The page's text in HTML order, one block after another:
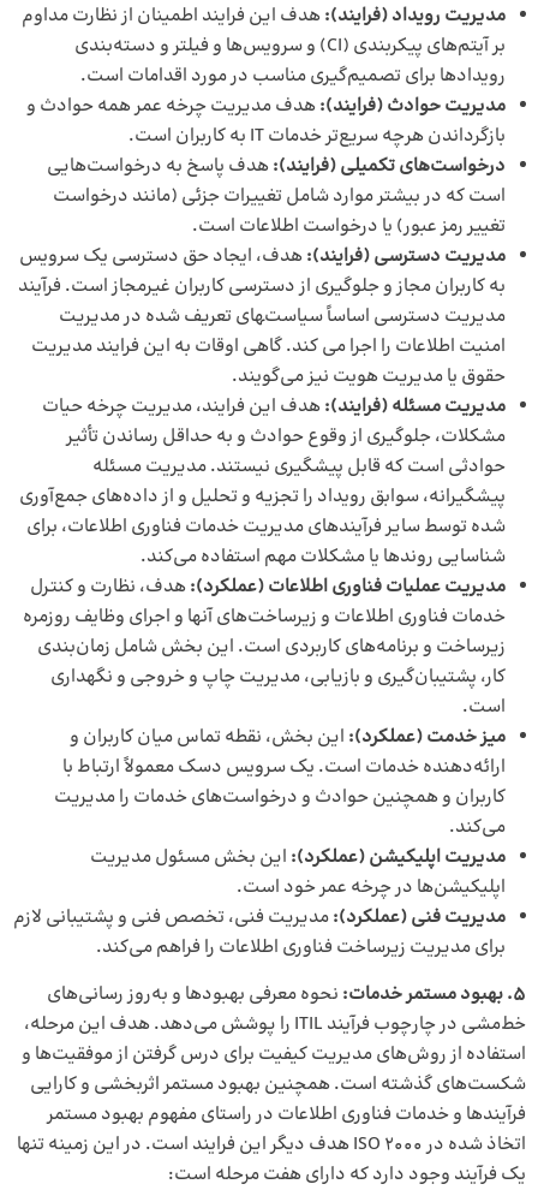
مدیریت رویداد (فرایند):هدف این فرایند اطمینان از نظارت مداوم
بر آیتم‌های پیکربندی (CI) و سرویس‌ها و فیلتر و دسته‌بندی
رویدادها برای تصمیم‌گیری مناسب در مورد اقدامات است.
مدیریت حوادث (فرایند):هدف مدیریت چرخه عمر همه حوادث و
بازگرداندن هرچه سریع‌تر خدمات IT به کاربران است.
درخواست‌های تکمیلی (فرایند):هدف پاسخ به درخواست‌هایی
است که در بیشتر موارد شامل تغییرات جزئی (مانند درخواست
تغییر رمز عبور) یا درخواست‌ اطلاعات است.
مدیریت دسترسی (فرایند):هدف، ایجاد حق دسترسی یک سرویس
به کاربران مجاز و جلوگیری از دسترسی کاربران غیرمجاز است. فرآیند
مدیریت دسترسی اساساً سیاست‌‍های تعریف شده در مدیریت
امنیت اطلاعات را اجرا می کند. گاهی اوقات به این فرایند مدیریت
حقوق یا مدیریت هویت نیز می‌گویند.
مدیریت مسئله (فرایند):هدف این فرایند، مدیریت چرخه حیات
مشکلات، جلوگیری از وقوع حوادث و به حداقل رساندن تأثیر
حوادثی است که قابل پیشگیری نیستند. مدیریت مسئله
پیشگیرانه، سوابق رویداد را تجزیه و تحلیل و از داده‌های جمع‌آوری
شده توسط سایر فرآیندهای مدیریت خدمات فناوری اطلاعات، برای
شناسایی روندها یا مشکلات مهم استفاده می‌کند.
مدیریت عملیات فناوری اطلاعات (عملکرد):هدف، نظارت و کنترل
خدمات فناوری اطلاعات و زیرساخت‌های آنها و اجرای وظایف روزمره
زیرساخت و برنامه‌های کاربردی است. این بخش شامل زمان‌بندی
کار، پشتیبان‌گیری و بازیابی، مدیریت چاپ و خروجی و نگهداری
است.
میز خدمت (عملکرد): این بخش، نقطه تماس میان کاربران و
ارائه‌دهنده خدمات است. یک سرویس دسک معمولاً ارتباط با
کاربران و همچنین حوادث و درخواست‌های خدمات را مدیریت
می‌کند.
مدیریت اپلیکیشن (عملکرد): این بخش مسئول مدیریت
اپلیکیشن‌ها در چرخه عمر خود است.
مدیریت فنی (عملکرد):مدیریت فنی، تخصص فنی و پشتیبانی لازم
برای مدیریت زیرساخت فناوری اطلاعات را فراهم می‌کند.
5. بهبود مستمر خدمات: نحوه معرفی بهبودها و به‌روز رسانی‌های
خط‌مشی در چارچوب فرآیند ITIL را پوشش می‌دهد. هدف این مرحله،
استفاده از روش‌های مدیریت کیفیت برای درس گرفتن از موفقیت‌ها و
شکست‌های گذشته است. همچنین بهبود مستمر اثربخشی و کارایی
فرآیندها و خدمات فناوری اطلاعات در راستای مفهوم بهبود مستمر
اتخاذ شده در ISO 2000 هدف دیگر این فرایند است. در این زمینه تنها
یک فرآیند وجود دارد که دارای هفت مرحله است: